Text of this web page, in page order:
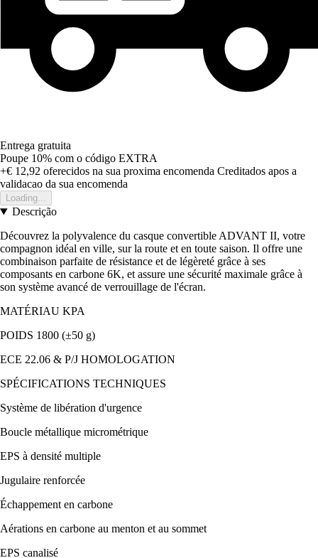
Entrega gratuita
Poupe 10% com o código EXTRA
+€ 12,92 oferecidos na sua proxima encomenda Creditados apos a
validacao da sua encomenda
Loading...
Descrição
Découvrez la polyvalence du casque convertible ADVANT II, votre
compagnon idéal en ville, sur la route et en toute saison. Il offre une
combinaison parfaite de résistance et de légèreté grâce à ses
composants en carbone 6K, et assure une sécurité maximale grâce à
son système avancé de verrouillage de l'écran.
MATÉRIAU KPA
POIDS 1800 (±50 g)
ECE 22.06 & P/J HOMOLOGATION
SPÉCIFICATIONS TECHNIQUES
Système de libération d'urgence
Boucle métallique micrométrique
EPS à densité multiple
Jugulaire renforcée
Échappement en carbone
Aérations en carbone au menton et au sommet
EPS canalisé